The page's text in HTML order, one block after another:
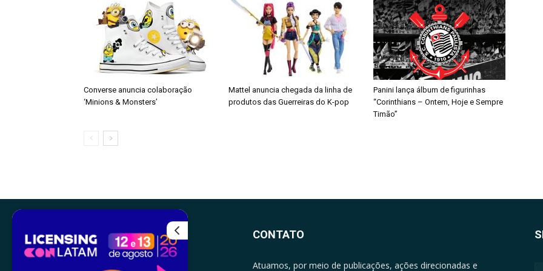
Converse anuncia colaboração
‘Minions & Monsters’
Mattel anuncia chegada da linha de
produtos das Guerreiras do K-pop
Panini lança álbum de figurinhas
“Corinthians – Ontem, Hoje e Sempre
Timão”
CONTATO
Atuamos, por meio de publicações, ações direcionadas e